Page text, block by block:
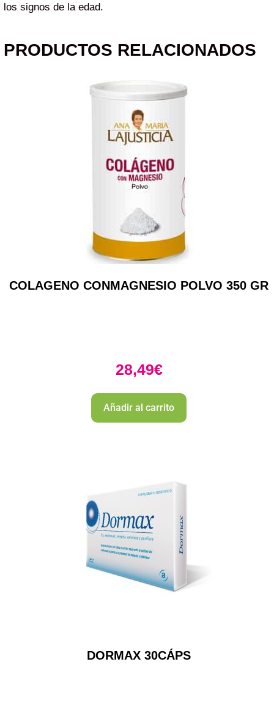
los signos de la edad.
PRODUCTOS RELACIONADOS
COLAGENO CONMAGNESIO POLVO 350 GR
28,49€
Añadir al carrito
DORMAX 30CÁPS